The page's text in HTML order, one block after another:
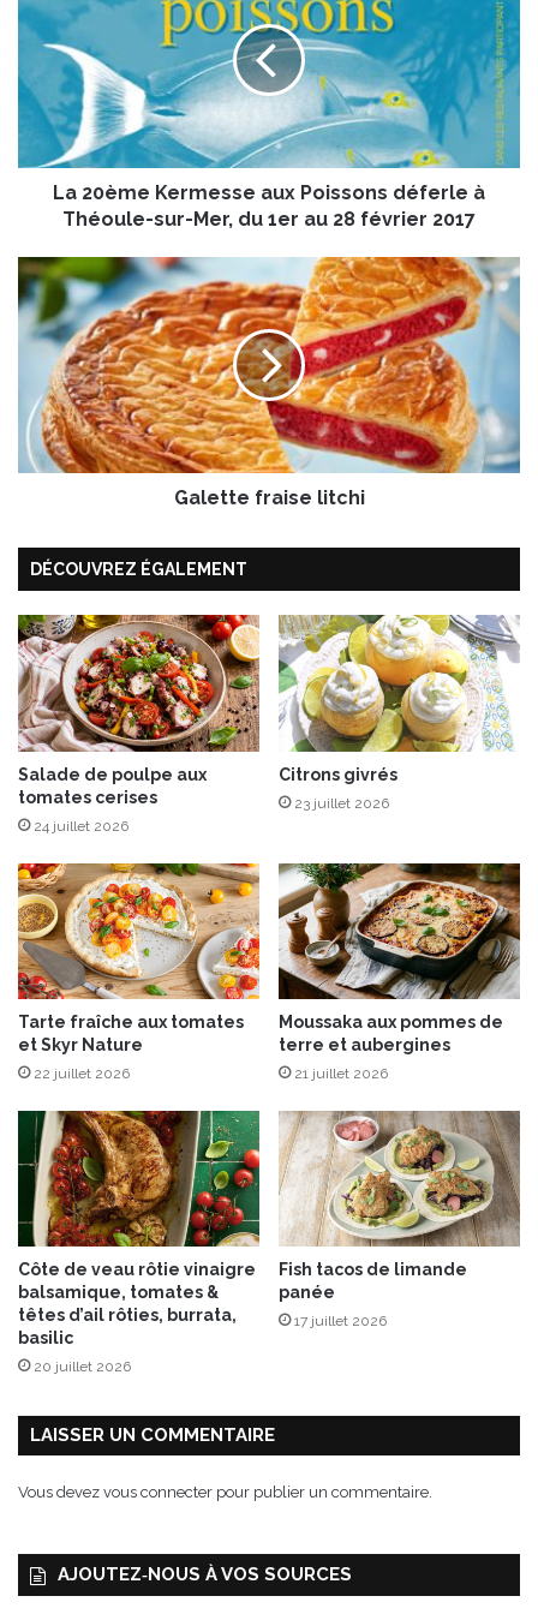
m
e
s
s
e
i
o
s
d
é
f
e
r
l
e
à
T
é
o
u
l
e
-
s
u
r
d
u
1
e
r
u
f
v
i
La 20ème Kermesse aux Poissons déferle à
Théoule-sur-Mer, du 1er au 28 février 2017
G
a
l
r
s
i
t
c
h
i
Galette fraise litchi
DÉCOUVREZ ÉGALEMENT
Salade de poulpe aux
tomates cerises
24 juillet 2026
Citrons givrés
23 juillet 2026
Tarte fraîche aux tomates
et Skyr Nature
22 juillet 2026
Moussaka aux pommes de
terre et aubergines
21 juillet 2026
Côte de veau rôtie vinaigre
balsamique, tomates &
têtes d’ail rôties, burrata,
basilic
20 juillet 2026
Fish tacos de limande
panée
17 juillet 2026
LAISSER UN COMMENTAIRE
Vous devez vous connecter pour publier un commentaire.
AJOUTEZ‑NOUS À VOS SOURCES